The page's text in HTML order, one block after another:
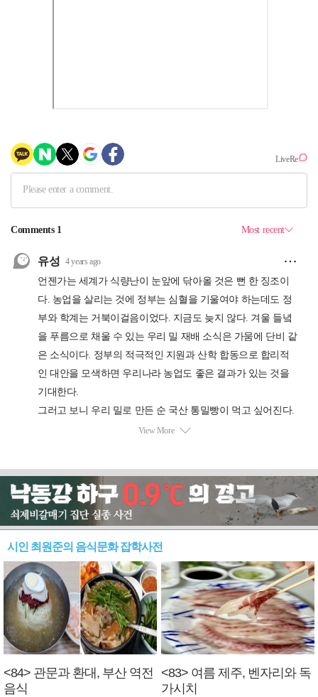
시인 최원준의 음식문화 잡학사전
<84> 관문과 환대, 부산 역전
음식
<83> 여름 제주, 벤자리와 독
가시치